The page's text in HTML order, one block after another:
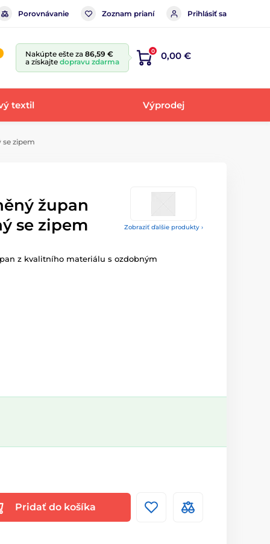
Porovnávanie Zoznam prianí Prihlásiť sa
Nakúpte ešte za 86,59 €
a získajte dopravu zdarma
0 0,00 €
textil Výprodej
se zipem
Zobraziť ďalšie produkty ›
župan
se zipem
z kvalitního materiálu s ozdobným
Pridať do košíka